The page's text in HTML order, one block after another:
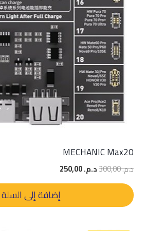
MECHANIC Max20
د.م.300,00
السعر
الأصلي
د.م. 300,00.
د.م.
الحالي
هو:
د.م. 250,00.
إضافة إلى السلة